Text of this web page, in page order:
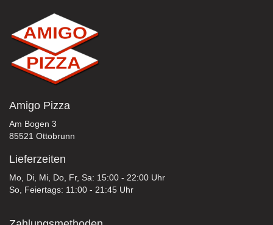
Amigo Pizza
Am Bogen 3
85521 Ottobrunn
Lieferzeiten
Mo, Di, Mi, Do, Fr, Sa: 15:00 - 22:00 Uhr
So, Feiertags: 11:00 - 21:45 Uhr